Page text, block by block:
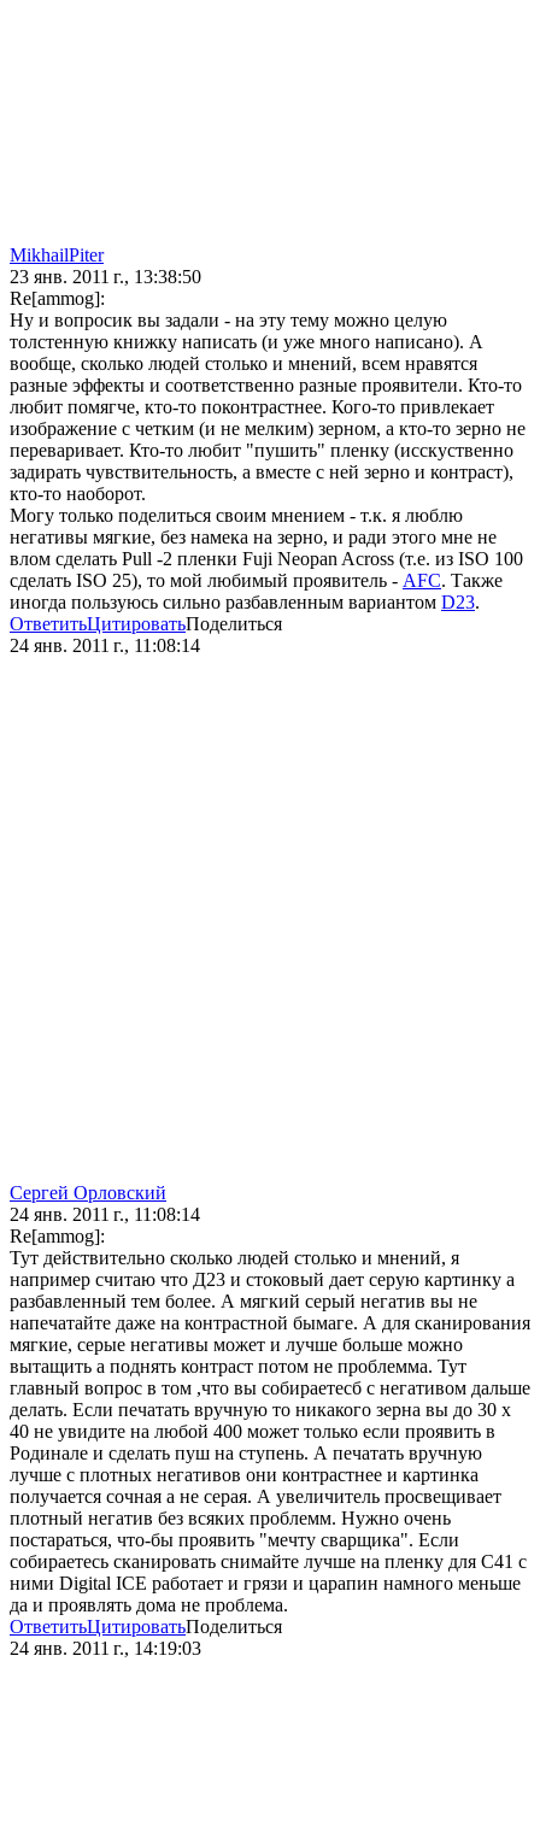
MikhailPiter
23 янв. 2011 г., 13:38:50
Re[ammog]:
Ну и вопросик вы задали - на эту тему можно целую
толстенную книжку написать (и уже много написано). А
вообще, сколько людей столько и мнений, всем нравятся
разные эффекты и соответственно разные проявители. Кто-то
любит помягче, кто-то поконтрастнее. Кого-то привлекает
изображение с четким (и не мелким) зерном, а кто-то зерно не
переваривает. Кто-то любит "пушить" пленку (исскуственно
задирать чувствительность, а вместе с ней зерно и контраст),
кто-то наоборот.
Могу только поделиться своим мнением - т.к. я люблю
негативы мягкие, без намека на зерно, и ради этого мне не
влом сделать Pull -2 пленки Fuji Neopan Across (т.е. из ISO 100
сделать ISO 25), то мой любимый проявитель - AFC. Также
иногда пользуюсь сильно разбавленным вариантом D23.
ОтветитьЦитироватьПоделиться
24 янв. 2011 г., 11:08:14
Сергей Орловский
24 янв. 2011 г., 11:08:14
Re[ammog]:
Тут действительно сколько людей столько и мнений, я
например считаю что Д23 и стоковый дает серую картинку а
разбавленный тем более. А мягкий серый негатив вы не
напечатайте даже на контрастной бымаге. А для сканирования
мягкие, серые негативы может и лучше больше можно
вытащить а поднять контраст потом не проблемма. Тут
главный вопрос в том ,что вы собираетесб с негативом дальше
делать. Если печатать вручную то никакого зерна вы до 30 х
40 не увидите на любой 400 может только если проявить в
Родинале и сделать пуш на ступень. А печатать вручную
лучше с плотных негативов они контрастнее и картинка
получается сочная а не серая. А увеличитель просвещивает
плотный негатив без всяких проблемм. Нужно очень
постараться, что-бы проявить "мечту сварщика". Если
собираетесь сканировать снимайте лучше на пленку для С41 с
ними Digital ICE работает и грязи и царапин намного меньше
да и проявлять дома не проблема.
ОтветитьЦитироватьПоделиться
24 янв. 2011 г., 14:19:03